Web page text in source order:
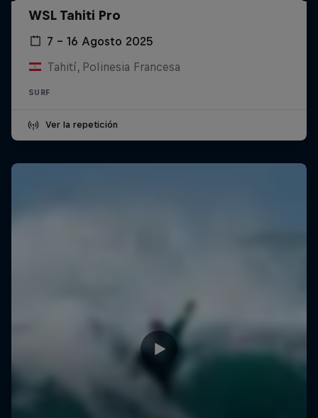
WSL Tahiti Pro
7 – 16 Agosto 2025
Tahití, Polinesia Francesa
SURF
Ver la repetición